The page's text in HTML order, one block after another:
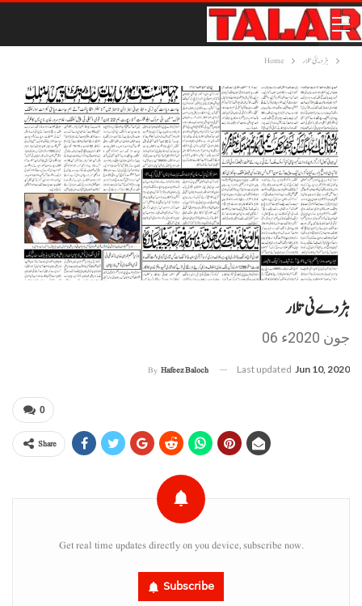
Home ہڑدیئی تلار
ہڑدے ئی تلار
06 جون 2020ء
By Hafeez Baloch Last updated Jun 10, 2020
0
Share
Get real time updates directly on you device, subscribe now.
Subscribe